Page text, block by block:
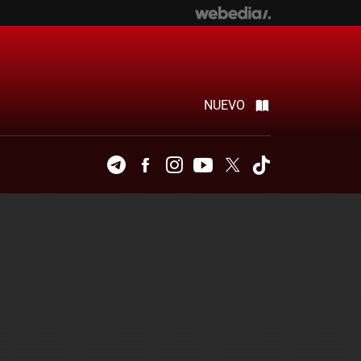
NUEVO
TelegramFacebookInstagramYoutubeTwitter